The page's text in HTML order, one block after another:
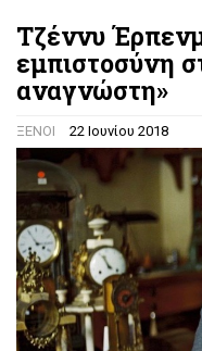
Τζέννυ
εμπιστοσύνη
αναγνώστη»
ΞΕΝΟΙ 22 Ιουνίου 2018